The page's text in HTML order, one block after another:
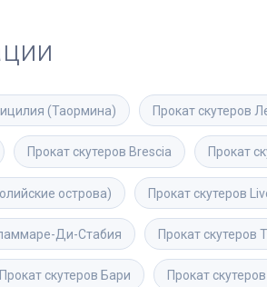
(Таормина) Прокат скутеров
Прокат скутеров Brescia Прокат
острова) Прокат скутеров
Ди-Стабия Прокат скутеров
Прокат скутеров Бари Прокат скутеров